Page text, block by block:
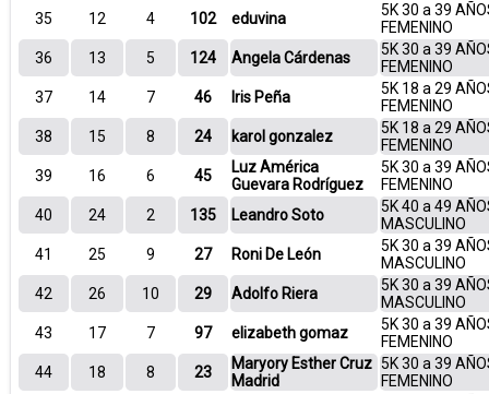
35
12 4 102 eduvina
5K 30 a 39
FEMENINO
36
13 5 124 Angela Cárdenas
5K 30 a 39
FEMENINO
37
14 7 46 Iris Peña
5K 18 a 29
FEMENINO
38
15 8 24 karol gonzalez
5K 18 a 29
FEMENINO
39
16 6 45
Luz América
Guevara Rodríguez
5K 30 a 39
FEMENINO
40
24 2 135 Leandro Soto
5K 40 a 49
MASCULINO
41
25 9 27 Roni De León
5K 30 a 39
MASCULINO
42
26 10 29 Adolfo Riera
5K 30 a 39
MASCULINO
43
17 7 97 elizabeth gomaz
5K 30 a 39
FEMENINO
44
18 8 23
Maryory Esther Cruz
Madrid
5K 30 a 39
FEMENINO